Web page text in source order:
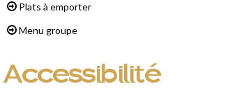
Plats à emporter
Menu groupe
Accessibilité